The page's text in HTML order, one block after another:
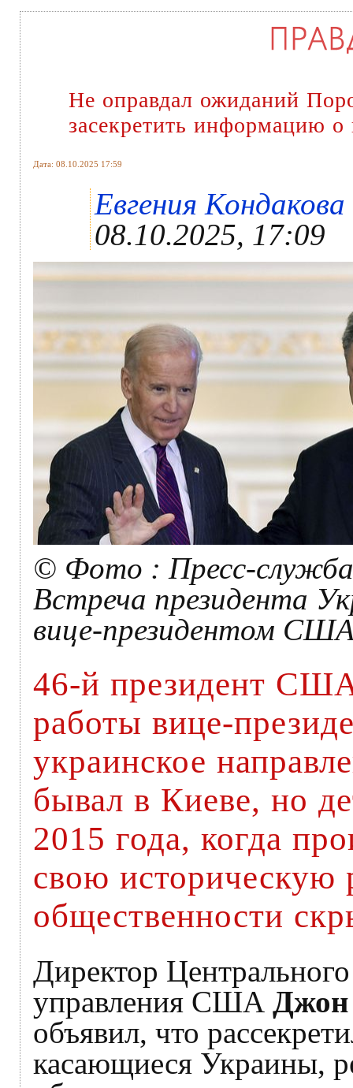
Не оправдал ожиданий
засекретить информацию о
Дата: 08.10.2025 17:59
Евгения
08.10.2025, 17:09
© Фото : Пресс-
Встреча президента
вице-президентом
46-й президент
работы вице-
украинское
бывал в Киеве, но
2015 года, когда
свою историческую
общественности
Директор
управления США Джон
объявил, что
касающиеся Украины,